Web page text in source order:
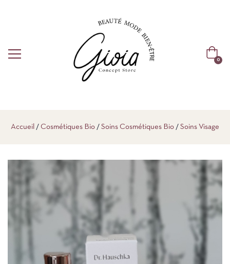
0
Accueil Cosmétiques Bio Soins Cosmétiques Bio Soins Visage